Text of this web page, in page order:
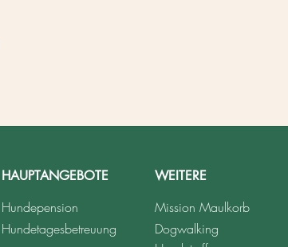
HAUPTANGEBOTE
Hundepension
Hundetagesbetreuung
WEITERE
Mission Maulkorb
Dogwalking